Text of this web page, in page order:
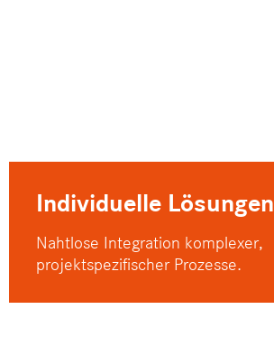
Individuelle Lösungen
Nahtlose Integration komplexer,
projektspezifischer Prozesse.